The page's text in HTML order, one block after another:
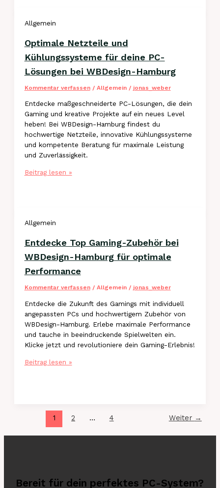
Lösungen
WBDesign-
Hamburg
Allgemein
Optimale Netzteile und
Kühlungssysteme für deine PC-
Lösungen bei WBDesign-Hamburg
Kommentar verfassen / Allgemein/ jonas_weber
Entdecke maßgeschneiderte PC-Lösungen, die dein
Gaming und kreative Projekte auf ein neues Level
heben! Bei WBDesign-Hamburg findest du
hochwertige Netzteile, innovative Kühlungssysteme
und kompetente Beratung für maximale Leistung
und Zuverlässigkeit.
Optimale
deine
Lösungen
bei
Hamburg
Beitrag lesen »
Allgemein
Entdecke Top Gaming-Zubehör bei
WBDesign-Hamburg für optimale
Performance
Kommentar verfassen / Allgemein/ jonas_weber
Entdecke die Zukunft des Gamings mit individuell
angepassten PCs und hochwertigem Zubehör von
WBDesign-Hamburg. Erlebe maximale Performance
und tauche in beeindruckende Spielwelten ein.
Klicke jetzt und revolutioniere dein Gaming-Erlebnis!
Entdecke
WBDesign-
Beitrag lesen »
1 2 … 4 Weiter →
Bereit für dein perfektes PC-System?